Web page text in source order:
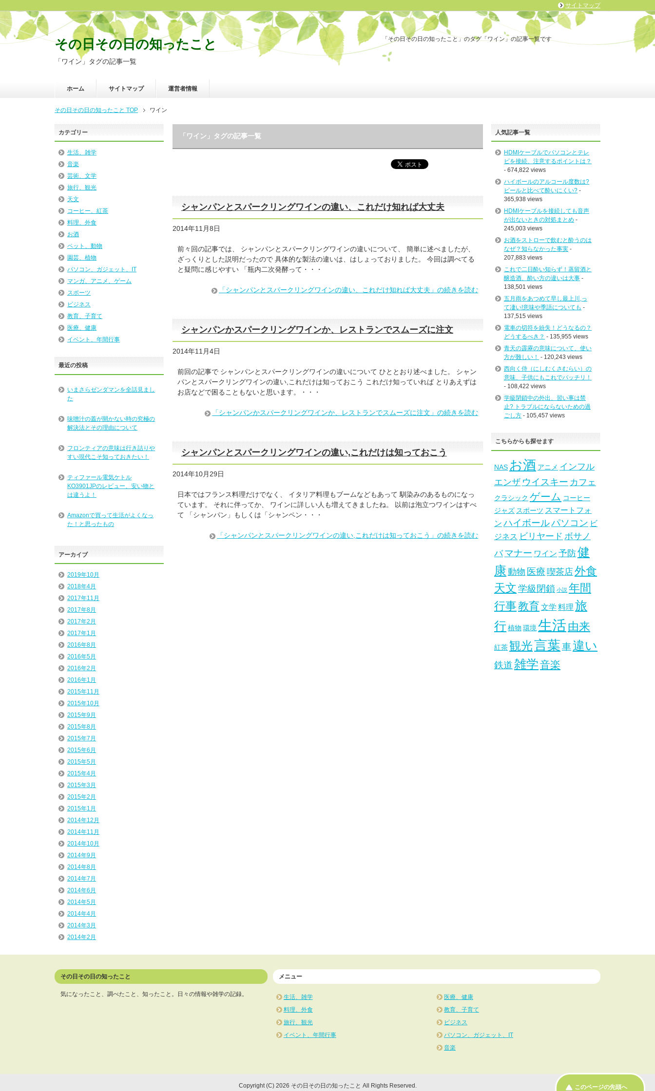
その日その日の知ったこと
「ワイン」タグの記事一覧
「その日その日の知ったこと」のタグ「ワイン」の記事一覧です
ホーム サイトマップ 運営者情報
その日その日の知ったこと TOP ワイン
「ワイン」タグの記事一覧
シャンパンとスパークリングワインの違い、これだけ知れば大丈夫
2014年11月8日
前々回の記事では、 シャンパンとスパークリングワインの違いについて、 簡単に述べましたが、
ざっくりとした説明だったので 具体的な製法の違いは、はしょっておりました。 今回は調べてる
と疑問に感じやすい 「瓶内二次発酵って・・・
「シャンパンとスパークリングワインの違い、これだけ知れば大丈夫」の続きを読む
シャンパンかスパークリングワインか、レストランでスムーズに注文
2014年11月4日
前回の記事で シャンパンとスパークリングワインの違いについて ひととおり述べました。 シャン
パンとスパークリングワインの違い,これだけは知っておこう これだけ知っていれば とりあえずは
お店などで困ることもないと思います。・・・
「シャンパンかスパークリングワインか、レストランでスムーズに注文」の続きを読む
シャンパンとスパークリングワインの違い,これだけは知っておこう
2014年10月29日
日本ではフランス料理だけでなく、 イタリア料理もブームなどもあって 馴染みのあるものになっ
ています。 それに伴ってか、 ワインに詳しい人も増えてきましたね。 以前は泡立つワインはすべ
て 「シャンパン」もしくは「シャンペン・・・
「シャンパンとスパークリングワインの違い,これだけは知っておこう」の続きを読む
カテゴリー
生活、雑学
音楽
芸術、文学
旅行、観光
天文
コーヒー、紅茶
料理、外食
お酒
ペット、動物
園芸、植物
パソコン、ガジェット、IT
マンガ、アニメ、ゲーム
スポーツ
ビジネス
教育、子育て
医療、健康
イベント、年間行事
最近の投稿
いまさらゼンダマンを全話見まし
た
味噌汁の蓋が開かない時の究極の
解決法とその理由について
フロンティアの意味は行き詰りや
すい現代こそ知っておきたい！
ティファール電気ケトル
KO3901JPのレビュー、安い物と
は違うよ！
Amazonで買って生活がよくなっ
た！と思ったもの
アーカイブ
2019年10月
2018年4月
2017年11月
2017年8月
2017年2月
2017年1月
2016年8月
2016年5月
2016年2月
2016年1月
2015年11月
2015年10月
2015年9月
2015年8月
2015年7月
2015年6月
2015年5月
2015年4月
2015年3月
2015年2月
2015年1月
2014年12月
2014年11月
2014年10月
2014年9月
2014年8月
2014年7月
2014年6月
2014年5月
2014年4月
2014年3月
2014年2月
人気記事一覧
HDMIケーブルでパソコンとテレ
ビを接続、注意するポイントは？
- 674,822 views
ハイボールのアルコール度数は?
ビールと比べて酔いにくい? -
365,938 views
HDMIケーブルを接続しても音声
が出ないときの対処まとめ -
245,003 views
お酒をストローで飲むと酔うのは
なぜ？知らなかった事実 -
207,883 views
これで二日酔い知らず！蒸留酒と
醸造酒、酔い方の違いは大事 -
138,501 views
五月雨をあつめて早し最上川,っ
て凄い!意味や季語についても -
137,515 views
電車の切符を紛失！どうなるの？
どうするべき？ - 135,955 views
青天の霹靂の意味について、使い
方が難しい！ - 120,243 views
西向く侍（にしむくさむらい）の
意味、子供にもこれでバッチリ！
- 108,422 views
学級閉鎖中の外出、習い事は禁
止? トラブルにならないための過
ごし方 - 105,457 views
こちらからも探せます
NAS お酒 アニメ インフル
エンザ ウイスキー カフェ
クラシック ゲーム コーヒー
ジャズ スポーツ スマートフォ
ン ハイボールパソコン ビ
ジネス ビリヤード ボサノ
バ マナー ワイン 予防健
康 動物 医療 喫茶店外食
天文学級閉鎖 小説 年間
行事教育 文学 料理 旅
行植物 環境生活由来
紅茶観光言葉車違い
鉄道雑学音楽
その日その日の知ったこと
気になったこと、調べたこと、知ったこと。日々の情報や雑学の記録。
メニュー
生活、雑学
料理、外食
旅行、観光
イベント、年間行事
医療、健康
教育、子育て
ビジネス
パソコン、ガジェット、IT
音楽
サイトマップ
Copyright (C) 2026 その日その日の知ったこと All Rights Reserved. このページの先頭へ